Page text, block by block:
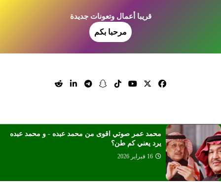
قريبا أعمال وتعونات جديدة
مرحبا بكم
محمد عمر صوتي اقوى من محمد عبده - و محمد عبده
يرد يعني كم طن؟
16 فبراير 2026